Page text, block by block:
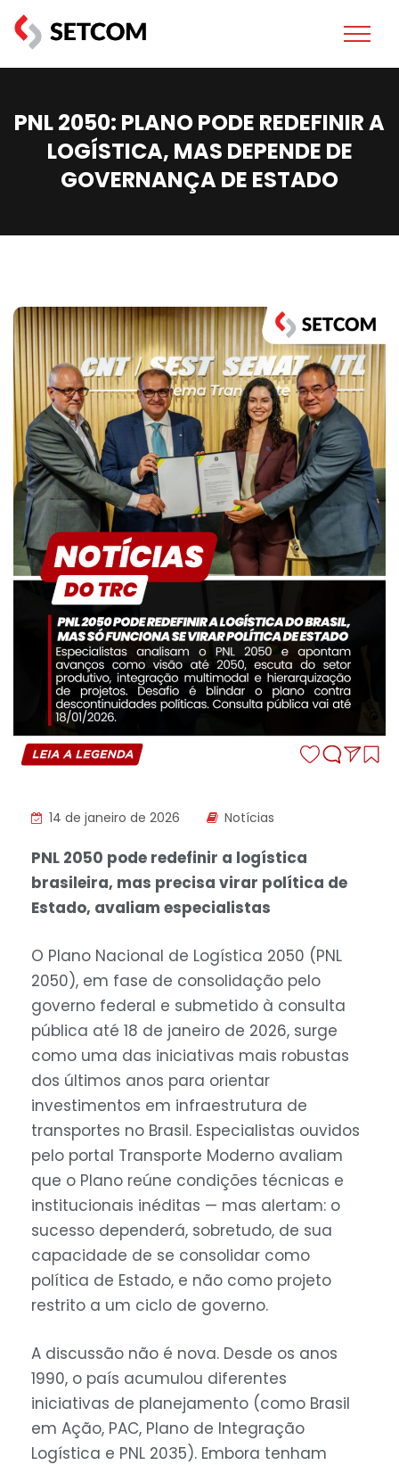
PNL 2050: PLANO PODE REDEFINIR A
LOGÍSTICA, MAS DEPENDE DE
GOVERNANÇA DE ESTADO
14 de janeiro de 2026 Notícias
PNL 2050 pode redefinir a logística
brasileira, mas precisa virar política de
Estado, avaliam especialistas
O Plano Nacional de Logística 2050 (PNL
2050), em fase de consolidação pelo
governo federal e submetido à consulta
pública até 18 de janeiro de 2026, surge
como uma das iniciativas mais robustas
dos últimos anos para orientar
investimentos em infraestrutura de
transportes no Brasil. Especialistas ouvidos
pelo portal Transporte Moderno avaliam
que o Plano reúne condições técnicas e
institucionais inéditas — mas alertam: o
sucesso dependerá, sobretudo, de sua
capacidade de se consolidar como
política de Estado, e não como projeto
restrito a um ciclo de governo.
A discussão não é nova. Desde os anos
1990, o país acumulou diferentes
iniciativas de planejamento (como Brasil
em Ação, PAC, Plano de Integração
Logística e PNL 2035). Embora tenham